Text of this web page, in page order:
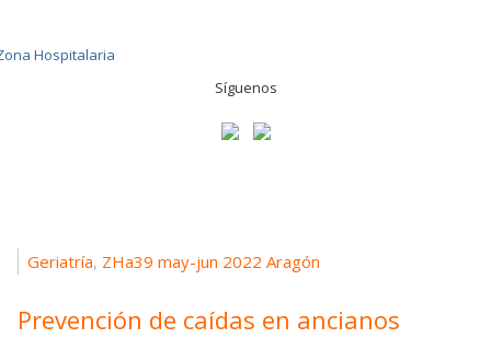
Síguenos
Geriatría, ZHa39 may-jun 2022 Aragón
Prevención de caídas en ancianos